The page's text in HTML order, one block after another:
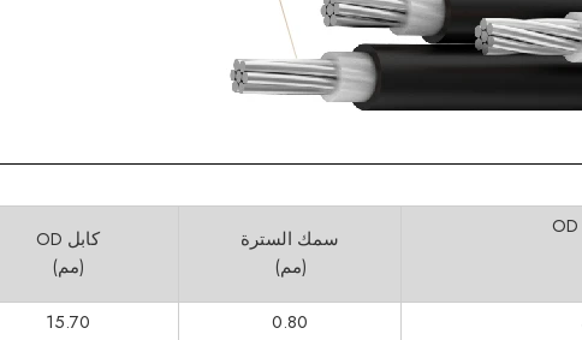
سمك السترة
(مم)
كابل OD
(مم)
0.80
15.70